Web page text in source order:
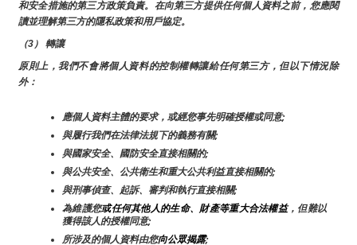
和安全措施的第三方政策負責。在向第三方提供任何個人資料之前，您應閱
讀並理解第三方的隱私政策和用戶協定。
（3） 轉讓
原則上，我們不會將個人資料的控制權轉讓給任何第三方，但以下情況除
外：
應個人資料主體的要求，或經您事先明確授權或同意;
與履行我們在法律法規下的義務有關;
與國家安全、國防安全直接相關的;
與公共安全、公共衛生和重大公共利益直接相關的;
與刑事偵查、起訴、審判和執行直接相關;
為維護您或任何其他人的生命、財產等重大合法權益，但難以
獲得該人的授權同意;
所涉及的個人資料由您向公眾揭露;